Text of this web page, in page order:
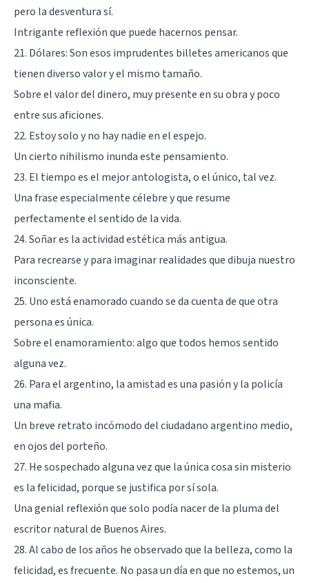
pero la desventura sí.
Intrigante reflexión que puede hacernos pensar.
21. Dólares: Son esos imprudentes billetes americanos que
tienen diverso valor y el mismo tamaño.
Sobre el valor del dinero, muy presente en su obra y poco
entre sus aficiones.
22. Estoy solo y no hay nadie en el espejo.
Un cierto nihilismo inunda este pensamiento.
23. El tiempo es el mejor antologista, o el único, tal vez.
Una frase especialmente célebre y que resume
perfectamente el sentido de la vida.
24. Soñar es la actividad estética más antigua.
Para recrearse y para imaginar realidades que dibuja nuestro
inconsciente.
25. Uno está enamorado cuando se da cuenta de que otra
persona es única.
Sobre el enamoramiento: algo que todos hemos sentido
alguna vez.
26. Para el argentino, la amistad es una pasión y la policía
una mafia.
Un breve retrato incómodo del ciudadano argentino medio,
en ojos del porteño.
27. He sospechado alguna vez que la única cosa sin misterio
es la felicidad, porque se justifica por sí sola.
Una genial reflexión que solo podía nacer de la pluma del
escritor natural de Buenos Aires.
28. Al cabo de los años he observado que la belleza, como la
felicidad, es frecuente. No pasa un día en que no estemos, un